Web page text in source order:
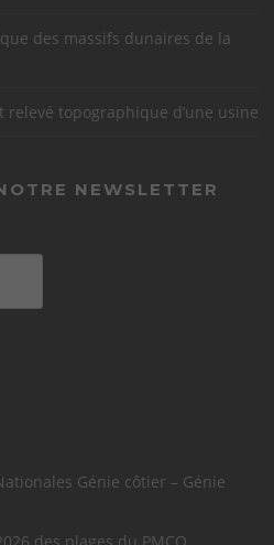
des massifs dunaires de la
topographique d’une usine
NEWSLETTER
Génie côtier – Génie